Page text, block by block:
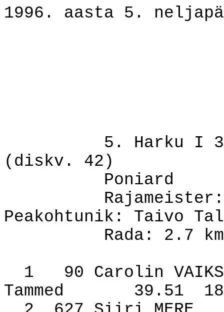
1996. aasta 5.
5. Harku I
(diskv. 42)
Poniard
Peakohtunik: Taivo
Rada: 2.7 km
1
90 Carolin
Tammed
39.51
18